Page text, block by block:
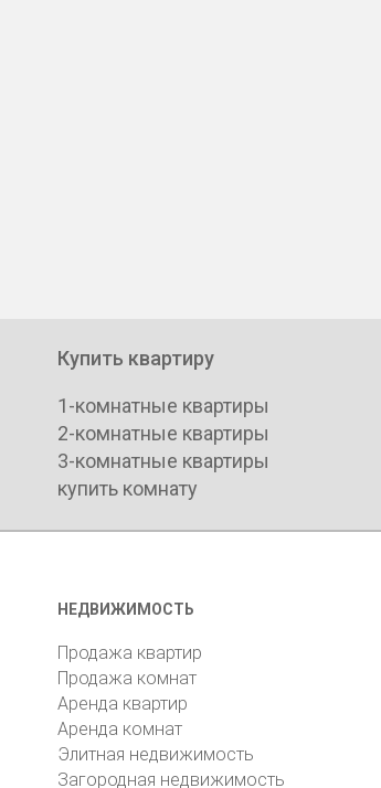
Купить квартиру
1-комнатные квартиры
2-комнатные квартиры
3-комнатные квартиры
купить комнату
НЕДВИЖИМОСТЬ
Продажа квартир
Продажа комнат
Аренда квартир
Аренда комнат
Элитная недвижимость
Загородная недвижимость